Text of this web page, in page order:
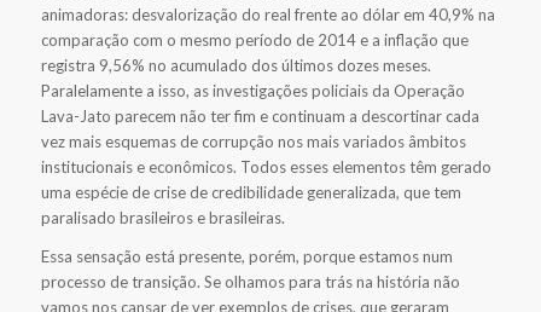
animadoras: desvalorização do real frente ao dólar em 40,9% na
comparação com o mesmo período de 2014 e a inflação que
registra 9,56% no acumulado dos últimos dozes meses.
Paralelamente a isso, as investigações policiais da Operação
Lava-Jato parecem não ter fim e continuam a descortinar cada
vez mais esquemas de corrupção nos mais variados âmbitos
institucionais e econômicos. Todos esses elementos têm gerado
uma espécie de crise de credibilidade generalizada, que tem
paralisado brasileiros e brasileiras.
Essa sensação está presente, porém, porque estamos num
processo de transição. Se olhamos para trás na história não
vamos nos cansar de ver exemplos de crises, que geraram